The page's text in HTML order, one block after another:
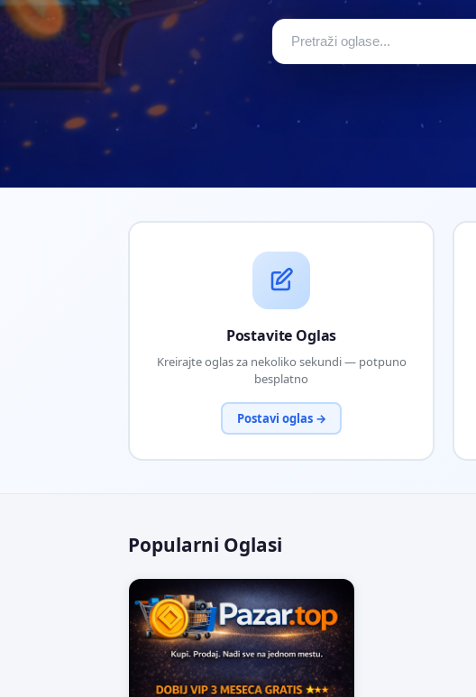
Postavite Oglas
Kreirajte oglas za nekoliko sekundi — potpuno
besplatno
Postavi oglas →
Popularni Oglasi